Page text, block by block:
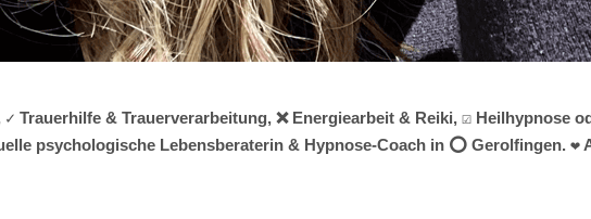
✓ Trauerhilfe & Trauerverarbeitung, ❌ Energiearbeit & Reiki, ☑️
psychologische Lebensberaterin & Hypnose-Coach in ⭕ Gerolfingen. ❤